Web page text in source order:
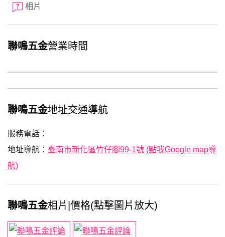
相片
聯鳴五金營業時間
聯鳴五金地址交通導航
服務電話：
地址導航： 臺南市新化區竹仔腳99-1號 (點我Google map導
航)
聯鳴五金相片|價格(點擊圖片放大)